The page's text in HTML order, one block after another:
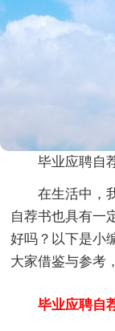
毕业应聘自
在生活中，
自荐书也具有一
好吗？以下是小
大家借鉴与参考
毕业应聘自荐